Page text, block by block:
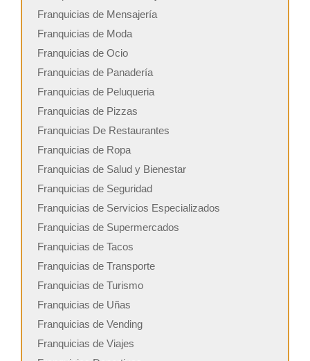
Franquicias de Mensajería
Franquicias de Moda
Franquicias de Ocio
Franquicias de Panadería
Franquicias de Peluqueria
Franquicias de Pizzas
Franquicias De Restaurantes
Franquicias de Ropa
Franquicias de Salud y Bienestar
Franquicias de Seguridad
Franquicias de Servicios Especializados
Franquicias de Supermercados
Franquicias de Tacos
Franquicias de Transporte
Franquicias de Turismo
Franquicias de Uñas
Franquicias de Vending
Franquicias de Viajes